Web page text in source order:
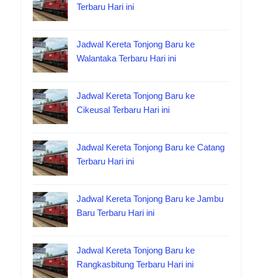
Terbaru Hari ini
Jadwal Kereta Tonjong Baru ke
Walantaka Terbaru Hari ini
Jadwal Kereta Tonjong Baru ke
Cikeusal Terbaru Hari ini
Jadwal Kereta Tonjong Baru ke Catang
Terbaru Hari ini
Jadwal Kereta Tonjong Baru ke Jambu
Baru Terbaru Hari ini
Jadwal Kereta Tonjong Baru ke
Rangkasbitung Terbaru Hari ini